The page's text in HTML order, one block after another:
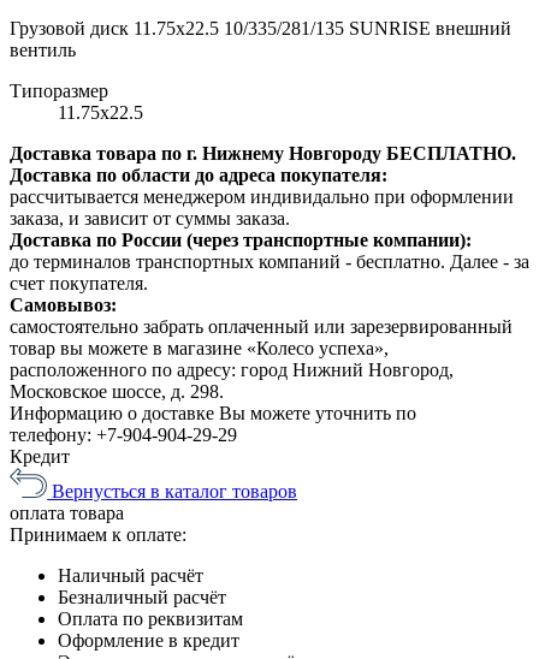
Грузовой диск 11.75x22.5 10/335/281/135 SUNRISE внешний
вентиль
Типоразмер
11.75х22.5
Доставка товара по г. Нижнему Новгороду БЕСПЛАТНО.
Доставка по области до адреса покупателя:
рассчитывается менеджером индивидально при оформлении
заказа, и зависит от суммы заказа.
Доставка по России (через транспортные компании):
до терминалов транспортных компаний - бесплатно. Далее - за
счет покупателя.
Самовывоз:
самостоятельно забрать оплаченный или зарезервированный
товар вы можете в магазине «Колесо успеха»,
расположенного по адресу: город Нижний Новгород,
Московское шоссе, д. 298.
Информацию о доставке Вы можете уточнить по
телефону: +7-904-904-29-29
Кредит
Вернусться в каталог товаров
оплата товара
Принимаем к оплате:
Наличный расчёт
Безналичный расчёт
Оплата по реквизитам
Оформление в кредит